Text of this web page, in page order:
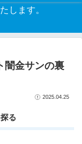
します。
闇金サンの裏
2025.04.25
る